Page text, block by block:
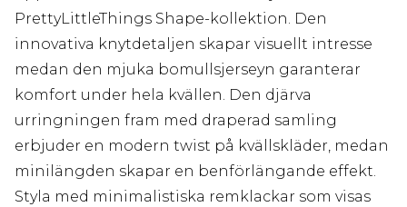
PrettyLittleThings Shape-kollektion. Den
innovativa knytdetaljen skapar visuellt intresse
medan den mjuka bomullsjerseyn garanterar
komfort under hela kvällen. Den djärva
urringningen fram med draperad samling
erbjuder en modern twist på kvällskläder, medan
minilängden skapar en benförlängande effekt.
Styla med minimalistiska remklackar som visas